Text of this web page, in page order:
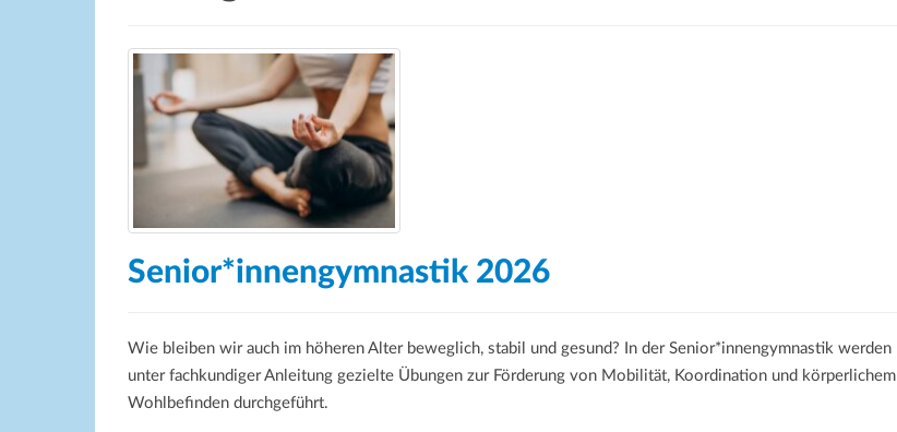
Senior*innengymnastik 2026
Wie bleiben wir auch im höheren Alter beweglich, stabil und gesund? In der Senior*innengymnastik werden
unter fachkundiger Anleitung gezielte Übungen zur Förderung von Mobilität, Koordination und körperlichem
Wohlbefinden durchgeführt.